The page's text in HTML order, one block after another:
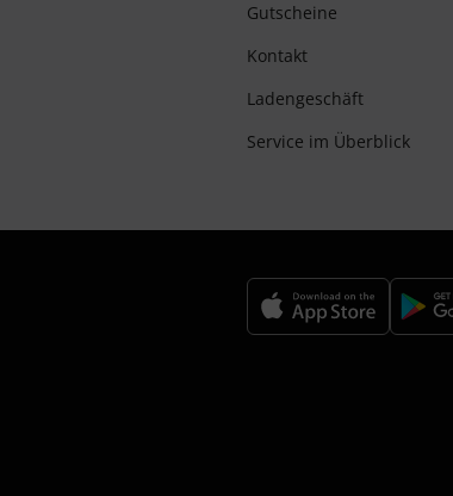
Gutscheine
Kontakt
Ladengeschäft
Service im Überblick